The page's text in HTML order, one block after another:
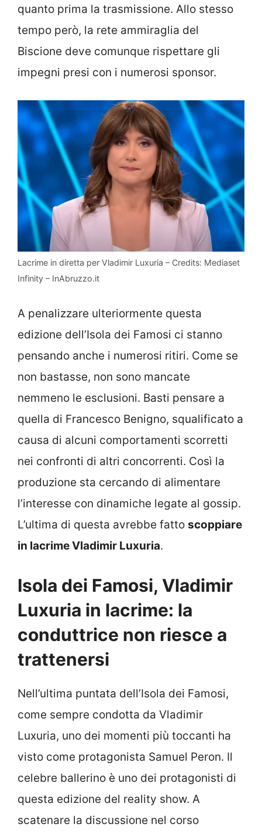
quanto prima la trasmissione. Allo stesso
tempo però, la rete ammiraglia del
Biscione deve comunque rispettare gli
impegni presi con i numerosi sponsor.
Lacrime in diretta per Vladimir Luxuria – Credits: Mediaset
Infinity – InAbruzzo.it
A penalizzare ulteriormente questa
edizione dell’Isola dei Famosi ci stanno
pensando anche i numerosi ritiri. Come se
non bastasse, non sono mancate
nemmeno le esclusioni. Basti pensare a
quella di Francesco Benigno, squalificato a
causa di alcuni comportamenti scorretti
nei confronti di altri concorrenti. Così la
produzione sta cercando di alimentare
l’interesse con dinamiche legate al gossip.
L’ultima di questa avrebbe fatto scoppiare
in lacrime Vladimir Luxuria.
Isola dei Famosi, Vladimir
Luxuria in lacrime: la
conduttrice non riesce a
trattenersi
Nell’ultima puntata dell’Isola dei Famosi,
come sempre condotta da Vladimir
Luxuria, uno dei momenti più toccanti ha
visto come protagonista Samuel Peron. Il
celebre ballerino è uno dei protagonisti di
questa edizione del reality show. A
scatenare la discussione nel corso